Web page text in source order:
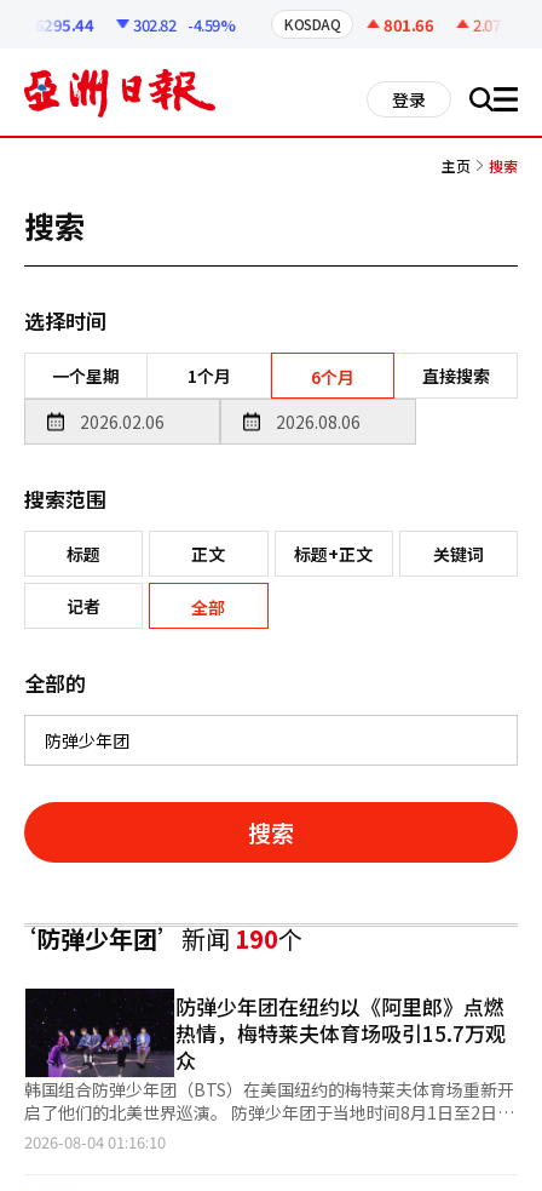
6295.44 302.82 -4.59% KOSDAQ 801.66 2.07
登录 搜 all
主页 搜索
搜索
选择时间
一个星期 1个月 6个月 直接搜索
搜索范围
标题 正文 标题+正文 关键词
记者 全部
全部的
搜索
‘防弹少年团’新闻190个
防弹少年团在纽约以《阿里郎》点燃
热情，梅特莱夫体育场吸引15.7万观
众
韩国组合防弹少年团（BTS）在美国纽约的梅特莱夫体育场重新开
启了他们的北美世界巡演。 防弹少年团于当地时间8月1日至2日在
美国东拉瑟福德的梅特莱夫体育场举行了《BTS世界巡演《阿里
2026-08-04 01:16:10